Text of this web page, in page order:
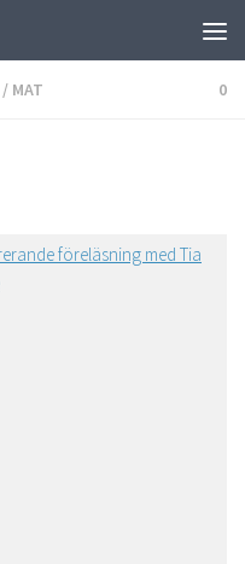
/ MAT 0